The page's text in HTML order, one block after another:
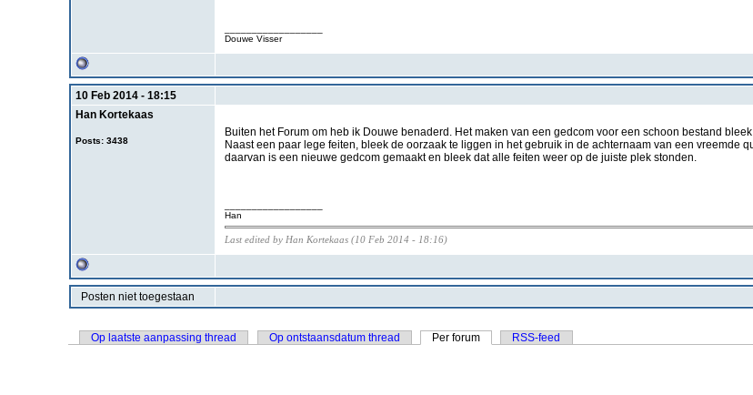
Douwe Visser
10 Feb 2014 - 18:15
Han Kortekaas
Posts: 3438
Buiten het Forum om heb ik Douwe benaderd. Het maken van een gedcom voor een schoon bestand
Naast een paar lege feiten, bleek de oorzaak te liggen in het gebruik in de achternaam van een vreemde
daarvan is een nieuwe gedcom gemaakt en bleek dat alle feiten weer op de juiste plek stonden.
Han
Last edited by Han Kortekaas (10 Feb 2014 - 18:16)
Posten niet toegestaan
Op laatste aanpassing thread Op ontstaansdatum thread Per forum RSS-feed